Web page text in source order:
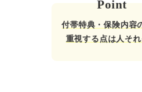
付帯特典・保険内容
重視する点は人そ